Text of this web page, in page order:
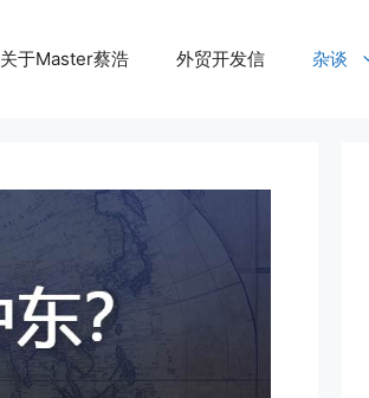
关于Master蔡浩 外贸开发信 杂谈